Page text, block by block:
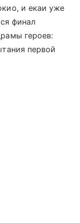
и екаи уже
финал
героев:
первой